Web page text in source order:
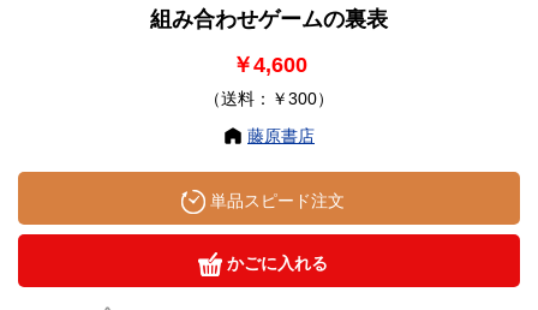
組み合わせゲームの裏表
￥4,600
（送料：￥300）
藤原書店
単品スピード注文
かごに入れる